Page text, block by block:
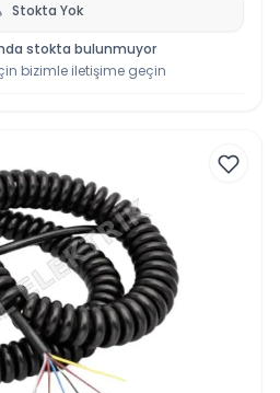
Stokta Yok
stokta bulunmuyor
bizimle iletişime geçin